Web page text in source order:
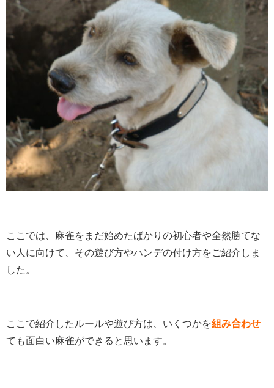
ここでは、麻雀をまだ始めたばかりの初心者や全然勝てな
い人に向けて、その遊び方やハンデの付け方をご紹介しま
した。
ここで紹介したルールや遊び方は、いくつかを組み合わせ
ても面白い麻雀ができると思います。